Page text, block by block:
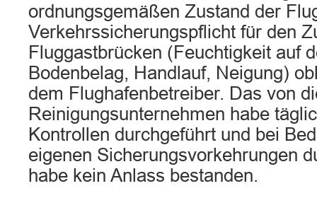
ordnungsgemäßen Zustand der
Verkehrssicherungspflicht für den
Fluggastbrücken (Feuchtigkeit auf
Bodenbelag, Handlauf, Neigung)
dem Flughafenbetreiber. Das von
Reinigungsunternehmen habe
Kontrollen durchgeführt und bei
eigenen Sicherungsvorkehrungen
habe kein Anlass bestanden.